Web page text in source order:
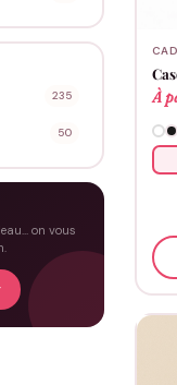
235
50
on vous
À